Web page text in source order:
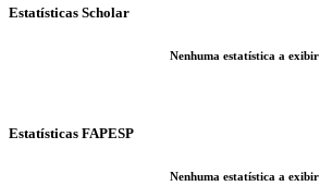
Estatísticas Scholar
Nenhuma estatística a exibir
Estatísticas FAPESP
Nenhuma estatística a exibir